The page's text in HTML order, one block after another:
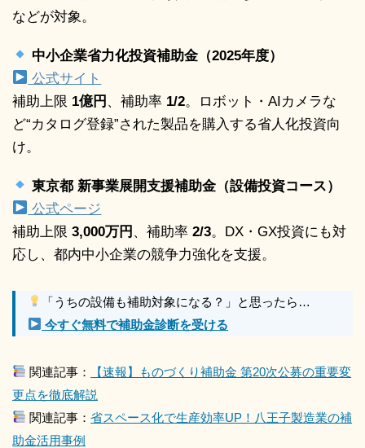
などが対象。
中小企業省力化投資補助金（2025年度）
公式サイト
補助上限 1億円 、補助率 1/2。ロボット・AIカメラな
ど“カタログ登録”された製品を購入する省人化投資向
け。
東京都 新事業展開支援補助金（設備投資コース）
公式ページ
補助上限 3,000万円 、補助率 2/3。DX・GX投資にも対
応し、都内中小企業の競争力強化を支援。
「うちの設備も補助対象になる？」と思ったら…
今すぐ無料で補助金診断を受ける
関連記事：
【速報】ものづくり補助金 第20次公募の重要変
更点を徹底解説
関連記事：省スペース化で生産効率UP！八王子製造業の補
助金活用事例